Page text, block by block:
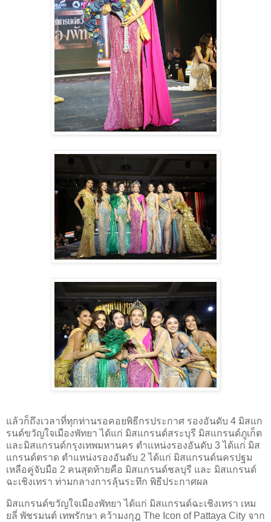
แล้วก็ถึงเวลาที่ทุกท่านรอคอยพิธีกรประกาศ รองอันดับ 4 มิสแก
รนด์ขวัญใจเมืองพัทยา ได้แก่ มิสแกรนด์สระบุรี มิสแกรนด์ภูเก็ต
และมิสแกรนด์กรุงเทพมหานคร ตำแหน่งรองอันดับ 3 ได้แก่ มิส
แกรนด์ตราด ตำแหน่งรองอันดับ 2 ได้แก่ มิสแกรนด์นครปฐม
เหลือคู่จับมือ 2 คนสุดท้ายคือ มิสแกรนด์ชลบุรี และ มิสแกรนด์
ฉะเชิงเทรา ท่ามกลางการลุ้นระทึก พิธีประกาศผล
มิสแกรนด์ขวัญใจเมืองพัทยา ได้แก่ มิสแกรนด์ฉะเชิงเทรา เหม
ยลี่ พัชรมนต์ เทพรักษา คว้ามงกุฎ The Icon of Pattaya City จาก